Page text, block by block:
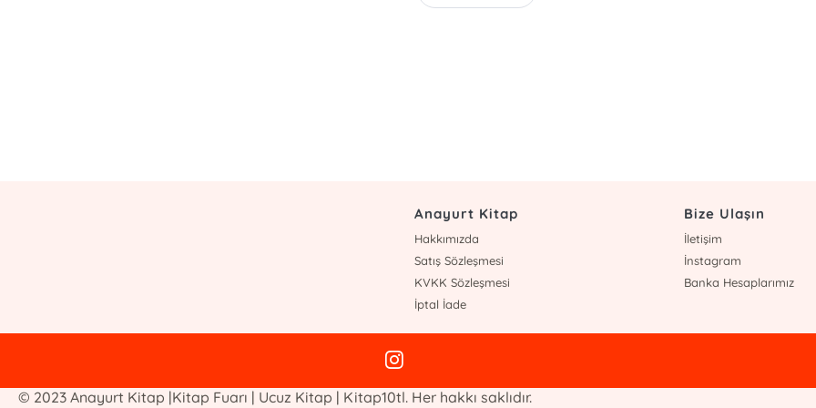
Anayurt Kitap
Hakkımızda
Satış Sözleşmesi
KVKK Sözleşmesi
İptal İade
Bize Ulaşın
İletişim
İnstagram
Banka Hesaplarımız
© 2023 Anayurt Kitap |Kitap Fuarı | Ucuz Kitap | Kitap10tl. Her hakkı saklıdır.